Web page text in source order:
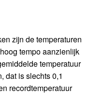
zijn de temperaturen
tempo aanzienlijk
temperatuur
dat is slechts 0,1
recordtemperatuur